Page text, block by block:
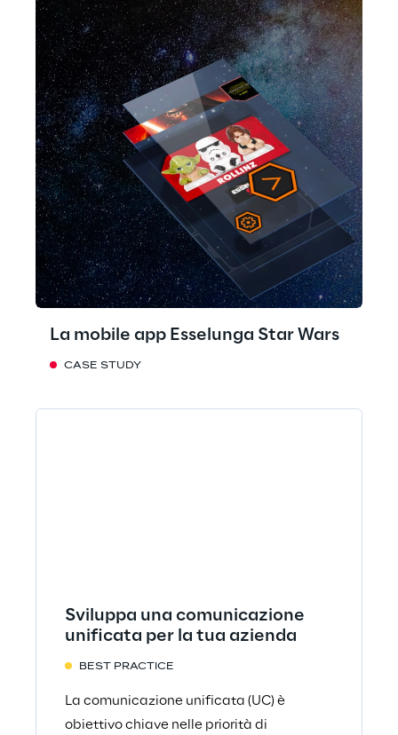
La mobile app Esselunga Star Wars
CASE STUDY
Sviluppa una comunicazione
unificata per la tua azienda
BEST PRACTICE
La comunicazione unificata (UC) è ​
obiettivo chiave nelle priorità di